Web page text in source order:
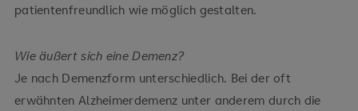
patientenfreundlich wie möglich gestalten.
Wie äußert sich eine Demenz?
Je nach Demenzform unterschiedlich. Bei der oft
erwähnten Alzheimerdemenz unter anderem durch die